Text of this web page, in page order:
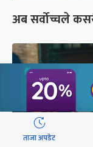
अब सर्वोच्चले
ताजा अपडेट